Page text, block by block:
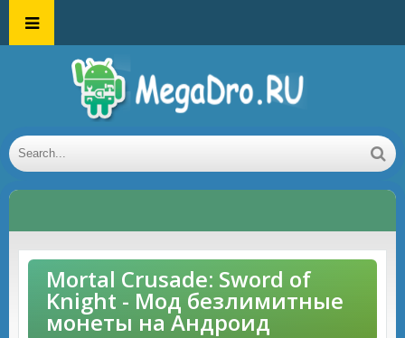
Mortal Crusade: Sword of
Knight - Мод безлимитные
монеты на Андроид